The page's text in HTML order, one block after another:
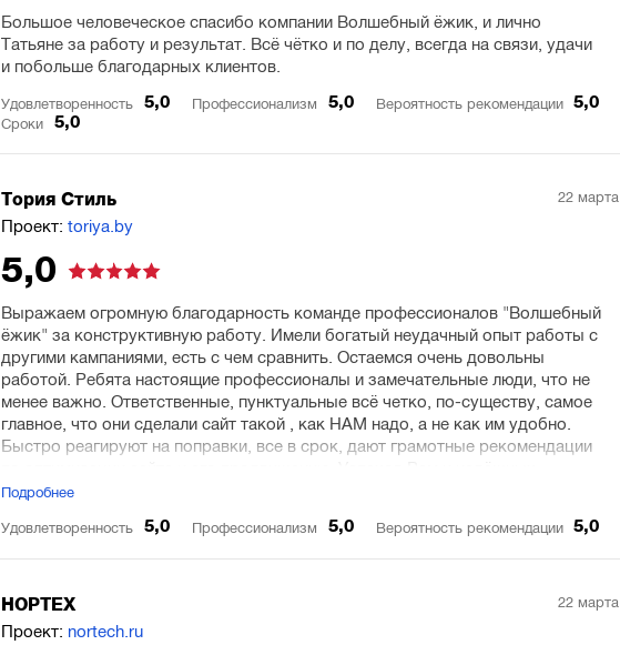
Большое человеческое спасибо компании Волшебный ёжик, и лично
Татьяне за работу и результат. Всё чётко и по делу, всегда на связи, удачи
и побольше благодарных клиентов.
Удовлетворенность 5,0 Профессионализм 5,0 Вероятность рекомендации 5,0
Сроки 5,0
Тория Стиль
Проект:toriya.by
22
5,0
Выражаем огромную благодарность команде профессионалов "Волшебный
ёжик" за конструктивную работу. Имели богатый неудачный опыт работы с
другими кампаниями, есть с чем сравнить. Остаемся очень довольны
работой. Ребята настоящие профессионалы и замечательные люди, что не
менее важно. Ответственные, пунктуальные всё четко, по-существу, самое
главное, что они сделали сайт такой , как НАМ надо, а не как им удобно.
Быстро реагируют на поправки, все в срок, дают грамотные рекомендации
клиентов!
Подробнее
Удовлетворенность 5,0 Профессионализм 5,0 Вероятность рекомендации 5,0
НОРТЕХ
Проект: nortech.ru
22